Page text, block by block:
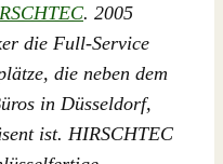
. 2005
die Full-Service
die neben dem
in Düsseldorf,
ist. HIRSCHTEC